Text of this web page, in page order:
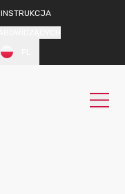
INSTRUKCJA